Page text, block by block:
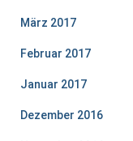
März 2017
Februar 2017
Januar 2017
Dezember 2016